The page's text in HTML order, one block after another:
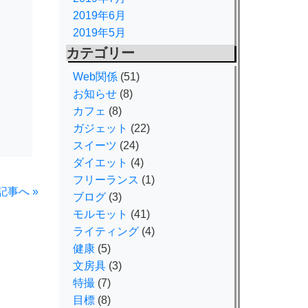
事へ »
2019年6月
2019年5月
カテゴリー
Web関係 (51)
お知らせ (8)
カフェ (8)
ガジェット (22)
スイーツ (24)
ダイエット (4)
フリーランス (1)
ブログ (3)
モルモット (41)
ライティング (4)
健康 (5)
文房具 (3)
特撮 (7)
目標 (8)